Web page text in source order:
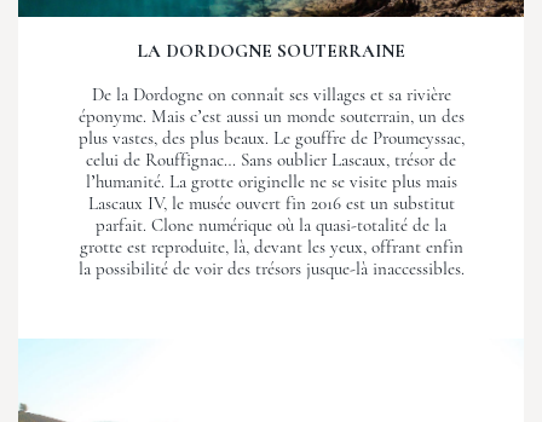
LA DORDOGNE SOUTERRAINE
De la Dordogne on connaît ses villages et sa rivière
éponyme. Mais c’est aussi un monde souterrain, un des
plus vastes, des plus beaux. Le gouffre de Proumeyssac,
celui de Rouffignac… Sans oublier Lascaux, trésor de
l’humanité. La grotte originelle ne se visite plus mais
Lascaux IV, le musée ouvert fin 2016 est un substitut
parfait. Clone numérique où la quasi-totalité de la
grotte est reproduite, là, devant les yeux, offrant enfin
la possibilité de voir des trésors jusque-là inaccessibles.